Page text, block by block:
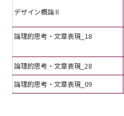
デザイン概論 II
論理的思考・文章表現_18
論理的思考・文章表現_28
論理的思考・文章表現_09